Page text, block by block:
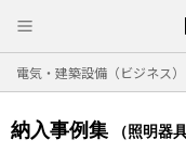
電気・建築設備（ビジネス）
納入事例集 （照明器具